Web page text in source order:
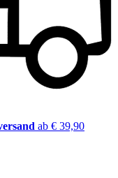
ab € 39,90